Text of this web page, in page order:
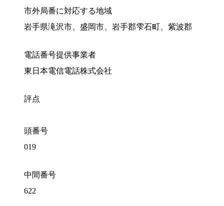
市外局番に対応する地域
岩手県滝沢市、盛岡市、岩手郡雫石町、紫波郡
電話番号提供事業者
東日本電信電話株式会社
評点
頭番号
019
中間番号
622